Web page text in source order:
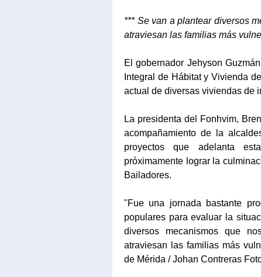
*** Se van a plantear diversos
atraviesan las familias más
El gobernador Jehyson
Integral de Hábitat y Vivienda
actual de diversas viviendas de
La presidenta del Fonhvim,
acompañamiento de la
proyectos que adelanta
próximamente lograr la
Bailadores.
"Fue una jornada bastante
populares para evaluar la
diversos mecanismos que
atraviesan las familias más
de Mérida / Johan Contreras